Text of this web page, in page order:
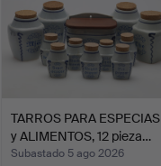
TARROS PARA ESPECIAS
y ALIMENTOS, 12 pieza…
Subastado 5 ago 2026